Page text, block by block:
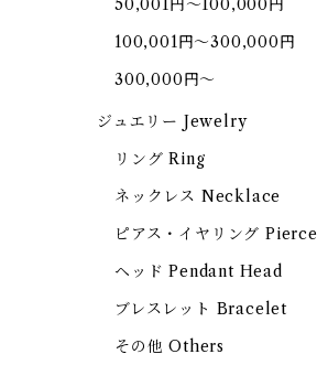
50,001円～100,000円
100,001円～300,000円
300,000円～
ジュエリー Jewelry
リング Ring
ネックレス Necklace
ピアス・イヤリング Pierce
ヘッド Pendant Head
ブレスレット Bracelet
その他 Others